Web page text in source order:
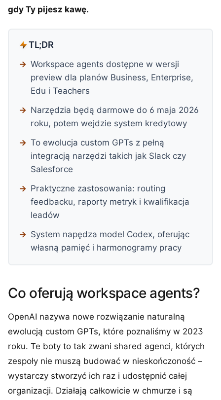
gdy Ty pijesz kawę.
TL;DR
Workspace agents dostępne w wersji
preview dla planów Business, Enterprise,
Edu i Teachers
Narzędzia będą darmowe do 6 maja 2026
roku, potem wejdzie system kredytowy
To ewolucja custom GPTs z pełną
integracją narzędzi takich jak Slack czy
Salesforce
Praktyczne zastosowania: routing
feedbacku, raporty metryk i kwalifikacja
leadów
System napędza model Codex, oferując
własną pamięć i harmonogramy pracy
Co oferują workspace agents?
OpenAI nazywa nowe rozwiązanie naturalną
ewolucją custom GPTs, które poznaliśmy w 2023
roku. Te boty to tak zwani shared agenci, których
zespoły nie muszą budować w nieskończoność –
wystarczy stworzyć ich raz i udostępnić całej
organizacji. Działają całkowicie w chmurze i są